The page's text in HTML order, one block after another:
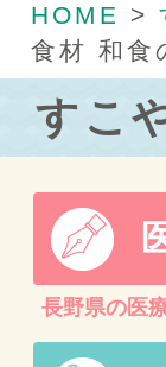
HOME >
食材 和食
すこ
長野県の医